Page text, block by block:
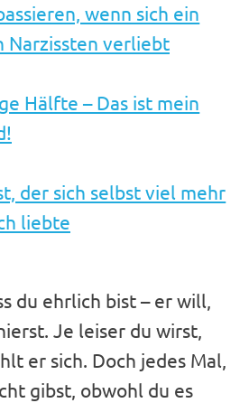
wenn sich ein
Narzissten verliebt
Hälfte – Das ist mein
der sich selbst viel mehr
liebte
du ehrlich bist – er will,
Je leiser du wirst,
er sich. Doch jedes Mal,
gibst, obwohl du es